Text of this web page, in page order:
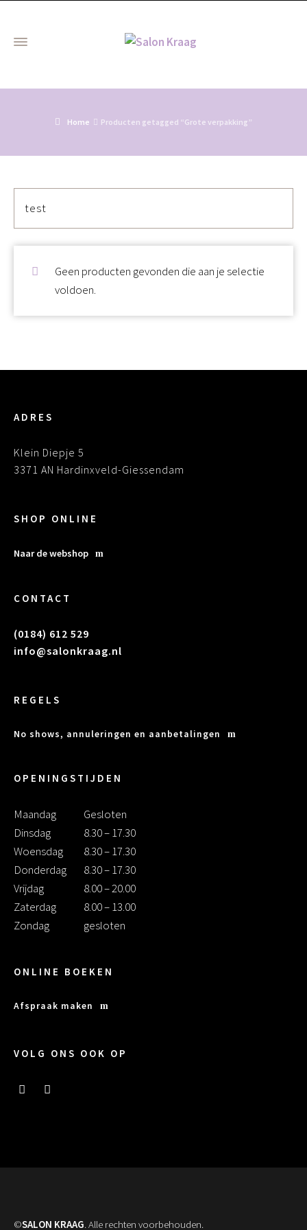
Home Producten getagged “Grote verpakking”
Geen producten gevonden die aan je selectie
voldoen.
test
ADRES
Klein Diepje 5
3371 AN Hardinxveld-Giessendam
SHOP ONLINE
Naar de webshop
CONTACT
(0184) 612 529
info@salonkraag.nl
REGELS
No shows, annuleringen en aanbetalingen
OPENINGSTIJDEN
Maandag
Gesloten
Dinsdag
8.30 – 17.30
Woensdag
8.30 – 17.30
Donderdag
8.30 – 17.30
Vrijdag
8.00 – 20.00
Zaterdag
8.00 – 13.00
Zondag
gesloten
ONLINE BOEKEN
Afspraak maken
VOLG ONS OOK OP
©SALON KRAAG. Alle rechten voorbehouden.